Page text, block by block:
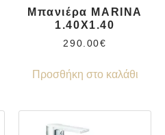
Μπανιέρα MARINA
1.40X1.40
290.00€
Προσθήκη στο καλάθι